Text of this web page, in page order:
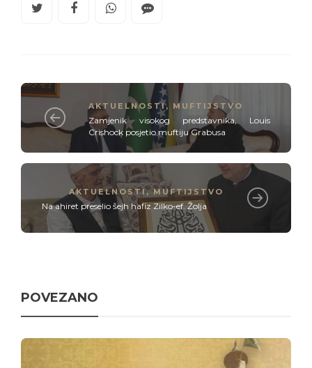
AKTUELNOSTI, MUFTIJSTVO
Zamjenik visokog predstavnika, Louis
Crishock posjetio muftiju Grabusa
AKTUELNOSTI, MUFTIJSTVO
Na ahiret preselio šejh hafiz Zilko-ef. Žolja
POVEZANO